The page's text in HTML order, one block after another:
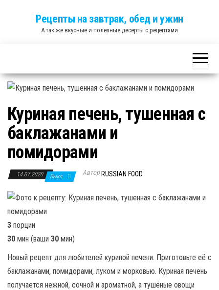
Рецепты на завтрак, обед и ужин
А так же вкусные и полезные десерты с рецептами
Куриная печень, тушенная с
баклажанами и
помидорами
14.07.2020 Выкл. Автор RUSSIAN FOOD
3 порции
30 мин (ваши 30 мин)
Новый рецепт для любителей куриной печени. Приготовьте её с
баклажанами, помидорами, луком и морковью. Куриная печень
получается нежной, сочной и ароматной, а тушёные овощи